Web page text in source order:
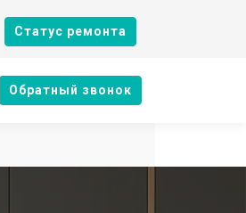
Cтатус ремонта
Oбратный звонок